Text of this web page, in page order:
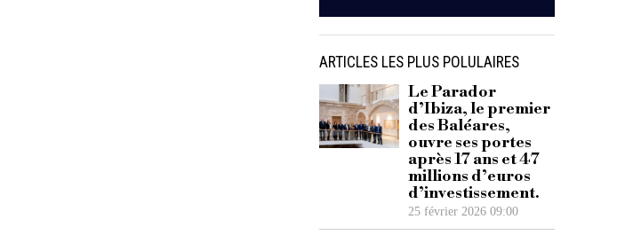
ARTICLES LES PLUS POLULAIRES
Le Parador
d’Ibiza, le premier
des Baléares,
ouvre ses portes
après 17 ans et 47
millions d’euros
d’investissement.
25 février 2026 09:00